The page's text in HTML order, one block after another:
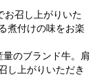
召し上がりいた
煮付けの味をお楽
のブランド牛。肩
し上がりいただき